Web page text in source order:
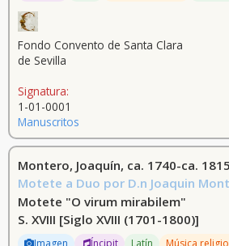
Lecocq, Charles, 1832-1918 (63)
Chivot, Henri, 1830-1897 (61)
Meilhac, Henri, 1831-1897 (57)
[Cammarano, Salvatore, 1801-1852]
[Piave, Francisco Maria, 1810-1876] (53)
Pacini, Giovanni, 1796-1867 (51)
Halévy, Ludovic, 1834-1908 (49)
Fondo Convento de Santa Clara
de Sevilla
Signatura:
1-01-0001
Manuscritos
Montero, Joaquín, ca. 1740-ca. 1815
Motete a Duo por D.n Joaquin
Motete "O virum mirabilem"
S. XVIII [Siglo XVIII (1701-1800)]